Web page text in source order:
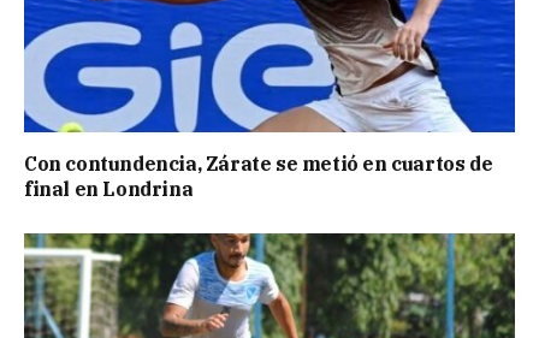
Con contundencia, Zárate se metió en cuartos de
final en Londrina